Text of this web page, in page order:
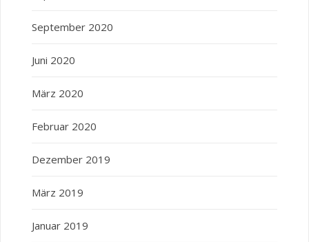
September 2020
Juni 2020
März 2020
Februar 2020
Dezember 2019
März 2019
Januar 2019